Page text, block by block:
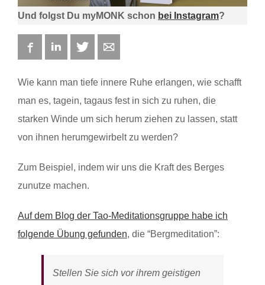
Und folgst Du myMONK schon bei Instagram?
FacebookLinkedIn Twitter
Wie kann man tiefe innere Ruhe erlangen, wie schafft
man es, tagein, tagaus fest in sich zu ruhen, die
starken Winde um sich herum ziehen zu lassen, statt
von ihnen herumgewirbelt zu werden?
Zum Beispiel, indem wir uns die Kraft des Berges
zunutze machen.
Auf dem Blog der Tao-Meditationsgruppe habe ich
folgende Übung gefunden, die “Bergmeditation”:
Stellen Sie sich vor ihrem geistigen